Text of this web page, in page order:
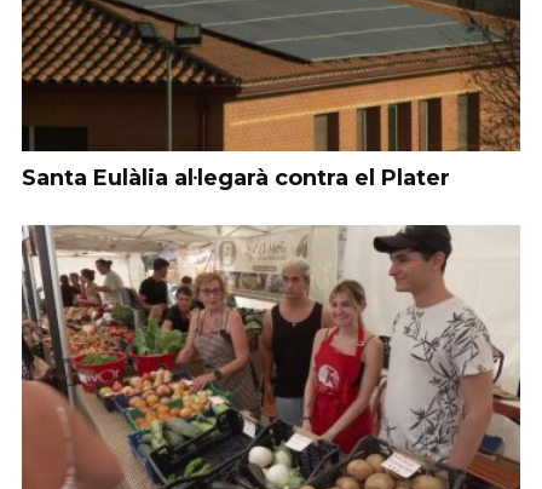
Santa Eulàlia al·legarà contra el Plater